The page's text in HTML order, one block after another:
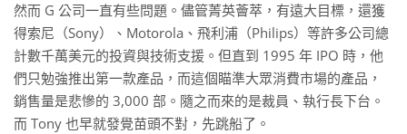
然而 G 公司一直有些問題。儘管菁英薈萃，有遠大目標，還獲
得索尼（Sony）、Motorola、飛利浦（Philips）等許多公司總
計數千萬美元的投資與技術支援。但直到 1995 年 IPO 時，他
們只勉強推出第一款產品，而這個瞄準大眾消費市場的產品，
銷售量是悲慘的 3,000 部。隨之而來的是裁員、執行長下台。
而 Tony 也早就發覺苗頭不對，先跳船了。